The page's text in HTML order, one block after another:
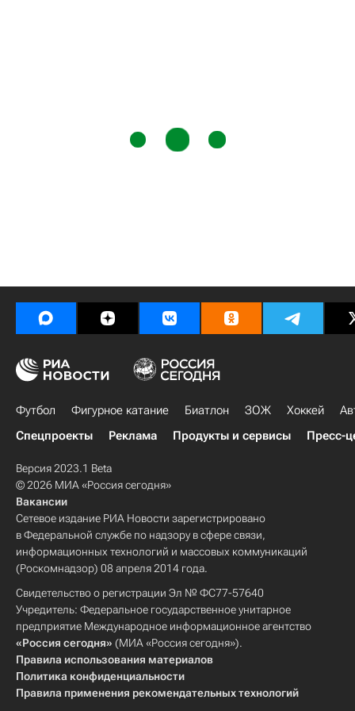
Футбол Фигурное катание Биатлон ЗОЖ Хоккей
Спецпроекты
Реклама Продукты и сервисы Пресс-
Версия 2023.1 Beta
© 2026 МИА «Россия сегодня»
Вакансии
Сетевое издание РИА Новости зарегистрировано
в Федеральной службе по надзору в сфере связи,
информационных технологий и массовых коммуникаций
(Роскомнадзор) 08 апреля 2014 года.
Свидетельство о регистрации Эл № ФС77-57640
Учредитель: Федеральное государственное унитарное
предприятие Международное информационное агентство
«Россия сегодня» (МИА «Россия сегодня»).
Правила использования материалов
Политика конфиденциальности
Правила применения рекомендательных технологий